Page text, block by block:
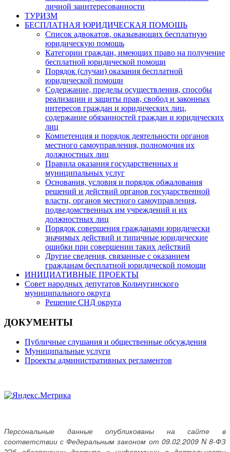
личной заинтересованности
ТУРИЗМ
БЕСПЛАТНАЯ ЮРИДИЧЕСКАЯ ПОМОЩЬ
Список адвокатов, оказывающих бесплатную
юридическую помощь
Категории граждан, имеющих право на получение
бесплатной юридической помощи
Порядок (случаи) оказания бесплатной
юридической помощи
Содержание, пределы осуществления, способы
реализации и защиты прав, свобод и законных
интересов граждан и юридических лиц,
содержание обязанностей граждан и юридических
лиц
Компетенция и порядок деятельности органов
местного самоуправления, полномочия их
должностных лиц
Правила оказания государственных и
муниципальных услуг
Основания, условия и порядок обжалования
решений и действий органов государственной
власти, органов местного самоуправления,
подведомственных им учреждений и их
должностных лиц
Порядок совершения гражданами юридически
значимых действий и типичные юридические
ошибки при совершении таких действий
Другие сведения, связанные с оказанием
гражданам бесплатной юридической помощи
ИНИЦИАТИВНЫЕ ПРОЕКТЫ
Совет народных депутатов Кольчугинского
муниципального округа
Решение СНД округа
ДОКУМЕНТЫ
Публичные слушания и общественные обсуждения
Муниципальные услуги
Проекты административных регламентов
Персональные данные опубликованы на сайте в
соответствии с Федеральным законом от 09.02.2009 N 8-ФЗ